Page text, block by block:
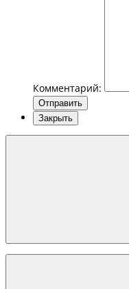
Комментарий:
Отправить
Закрыть